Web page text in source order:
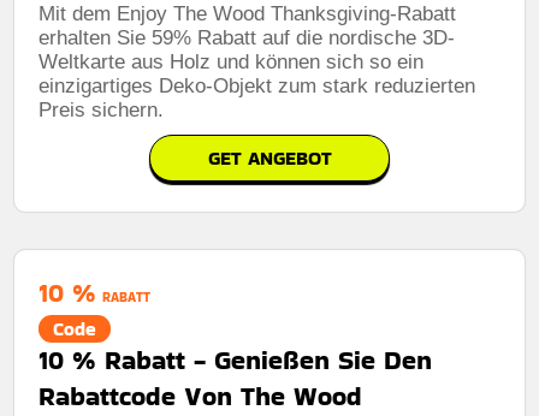
Mit dem Enjoy The Wood Thanksgiving-Rabatt
erhalten Sie 59% Rabatt auf die nordische 3D-
Weltkarte aus Holz und können sich so ein
einzigartiges Deko-Objekt zum stark reduzierten
Preis sichern.
GET ANGEBOT
10 % RABATT
Code
10 % Rabatt - Genießen Sie Den
Rabattcode Von The Wood